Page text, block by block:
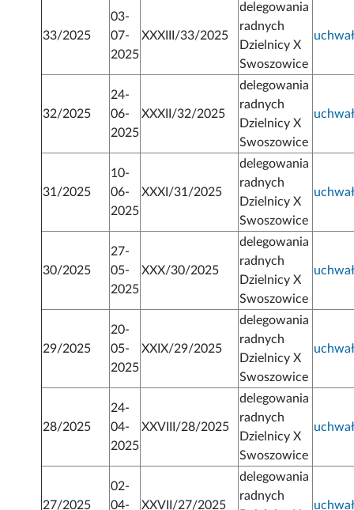
33/2025
03-
07-
2025
XXXIII/33/2025
delegowania
radnych
Dzielnicy X
Swoszowice
32/2025
24-
06-
2025
XXXII/32/2025
delegowania
radnych
Dzielnicy X
Swoszowice
31/2025
10-
06-
2025
XXXI/31/2025
delegowania
radnych
Dzielnicy X
Swoszowice
30/2025
27-
05-
2025
XXX/30/2025
delegowania
radnych
Dzielnicy X
Swoszowice
29/2025
20-
05-
2025
XXIX/29/2025
delegowania
radnych
Dzielnicy X
Swoszowice
28/2025
24-
04-
2025
XXVIII/28/2025
delegowania
radnych
Dzielnicy X
Swoszowice
27/2025
02-
04-
XXVII/27/2025
delegowania
radnych